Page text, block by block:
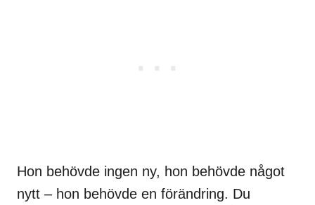
Hon behövde ingen ny, hon behövde något
nytt – hon behövde en förändring. Du